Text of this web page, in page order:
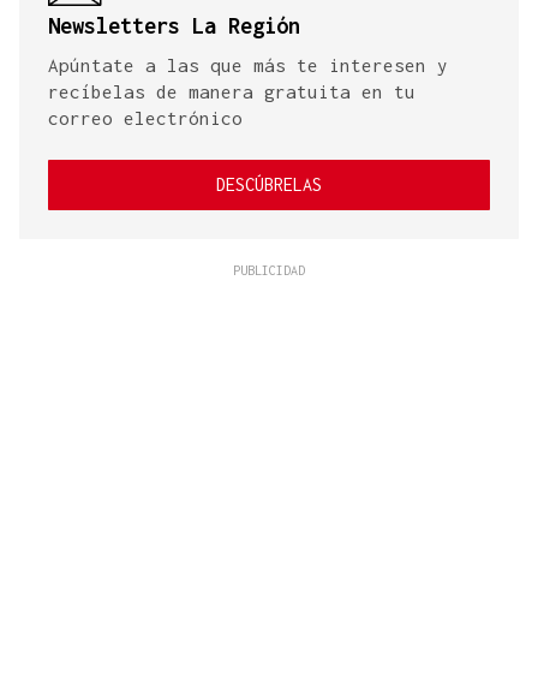
Newsletters La Región
Apúntate a las que más te interesen y
recíbelas de manera gratuita en tu
correo electrónico
DESCÚBRELAS